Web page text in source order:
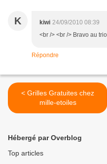
K kiwi 24/09/2010 08:39
<br /> <br /> Bravo au
Répondre
< Grilles Gratuites chez
mille-etoiles
Hébergé par Overblog
Top articles